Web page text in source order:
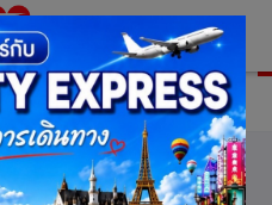
ไทน์ บริสตอล